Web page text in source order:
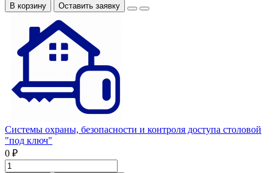
В корзину Оставить заявку
Системы охраны, безопасности и контроля доступа столовой
"под ключ"
0 ₽